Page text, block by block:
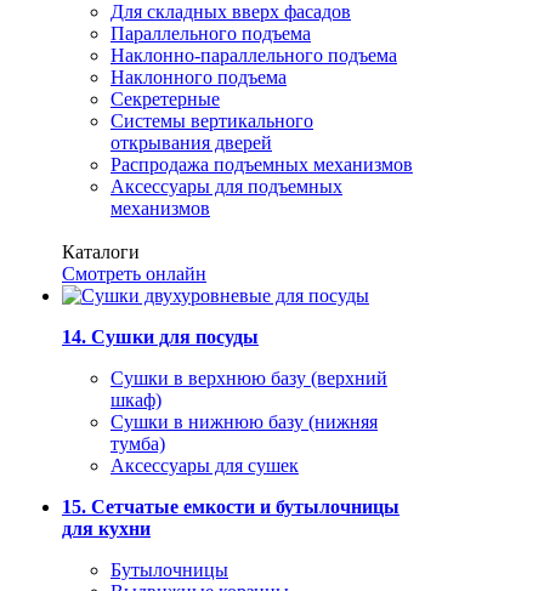
Для складных вверх фасадов
Параллельного подъема
Наклонно-параллельного подъема
Наклонного подъема
Секретерные
Системы вертикального
открывания дверей
Распродажа подъемных механизмов
Аксессуары для подъемных
механизмов
Каталоги
Смотреть онлайн
14. Сушки для посуды
Сушки в верхнюю базу (верхний
шкаф)
Сушки в нижнюю базу (нижняя
тумба)
Аксессуары для сушек
15. Сетчатые емкости и бутылочницы
для кухни
Бутылочницы